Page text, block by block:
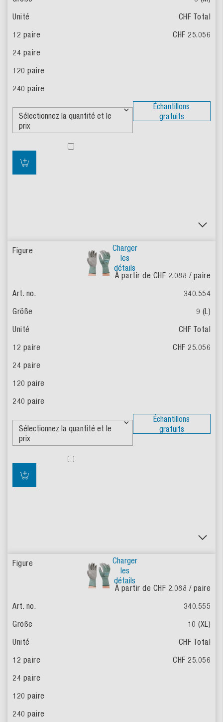
CHF Total
CHF 25.056
Échantillons
gratuits
Charger
les
détails
À partir de CHF 2.088 / paire
340.554
9 (L)
CHF Total
CHF 25.056
Échantillons
gratuits
Charger
les
détails
À partir de CHF 2.088 / paire
340.555
10 (XL)
CHF Total
CHF 25.056